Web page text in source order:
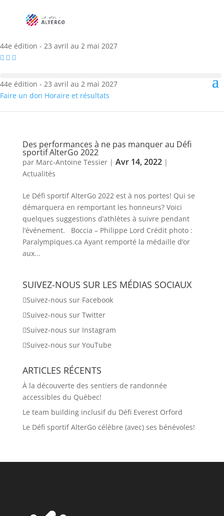
44e édition - 23 avril au 2 mai 2027
44e édition - 23 avril au 2 mai 2027
Faire un don Horaire et résultats
Des performances à ne pas manquer au Défi
sportif AlterGo 2022
par Marc-Antoine Tessier| Avr 14, 2022|
Actualités
Le Défi sportif AlterGo 2022 est à nos portes! Qui se
démarquera en remportant les honneurs? Voici
quelques suggestions d’athlètes à suivre pendant
l’événement. Boccia – Philippe Lord Crédit photo :
Paralympiques.ca Ayant remporté la médaille d’or
aux...
SUIVEZ-NOUS SUR LES MÉDIAS SOCIAUX
Suivez-nous sur Facebook
Suivez-nous sur Twitter
Suivez-nous sur Instagram
Suivez-nous sur YouTube
ARTICLES RÉCENTS
À la découverte des sentiers de randonnée
accessibles du Québec!
Le team building inclusif du Défi Everest Orford
Le Défi sportif AlterGo célèbre (avec) ses bénévoles!